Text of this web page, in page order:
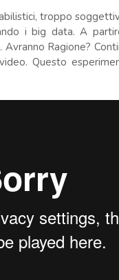
troppo
i big data. A
Ragione?
Questo